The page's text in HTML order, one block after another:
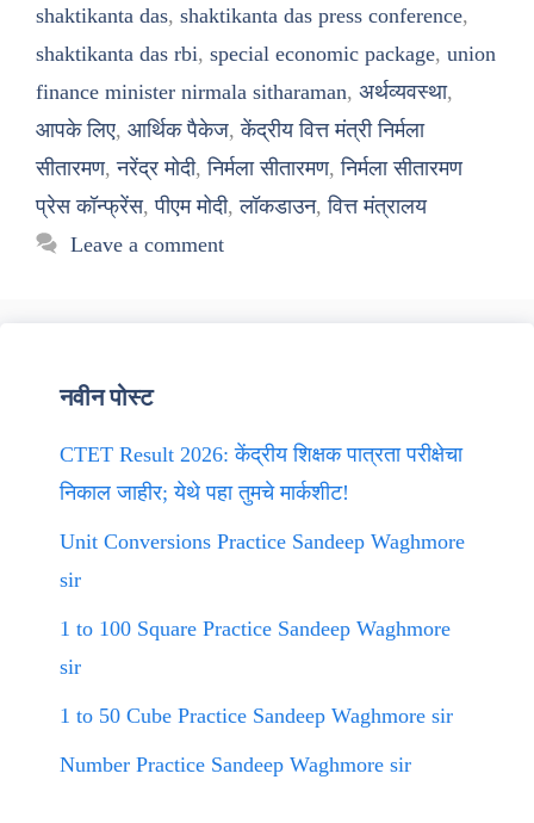
shaktikanta das, shaktikanta das press conference,
shaktikanta das rbi, special economic package, union
finance minister nirmala sitharaman, अर्थव्यवस्था,
आपके लिए, आर्थिक पैकेज,केंद्रीय वित्त मंत्री निर्मला
सीतारमण,नरेंद्र मोदी,निर्मला सीतारमण,निर्मला सीतारमण
प्रेस कॉन्फ्रेंस,पीएम मोदी,लॉकडाउन,वित्त मंत्रालय
Leave a comment
नवीन पोस्ट
CTET Result 2026: केंद्रीय शिक्षक पात्रता परीक्षेचा
निकाल जाहीर; येथे पहा तुमचे मार्कशीट!
Unit Conversions Practice Sandeep Waghmore
sir
1 to 100 Square Practice Sandeep Waghmore
sir
1 to 50 Cube Practice Sandeep Waghmore sir
Number Practice Sandeep Waghmore sir